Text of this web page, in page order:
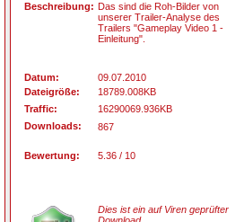
Beschreibung: Das sind die Roh-Bilder von
unserer Trailer-Analyse des
Trailers "Gameplay Video 1 -
Einleitung".
Datum:
09.07.2010
Dateigröße:
18789.008KB
Traffic:
16290069.936KB
Downloads:
867
Bewertung: 5.36 / 10
Dies ist ein auf Viren geprüfter